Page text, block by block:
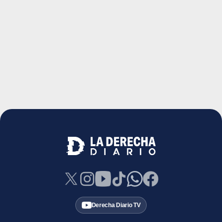
Derecha Diario TV